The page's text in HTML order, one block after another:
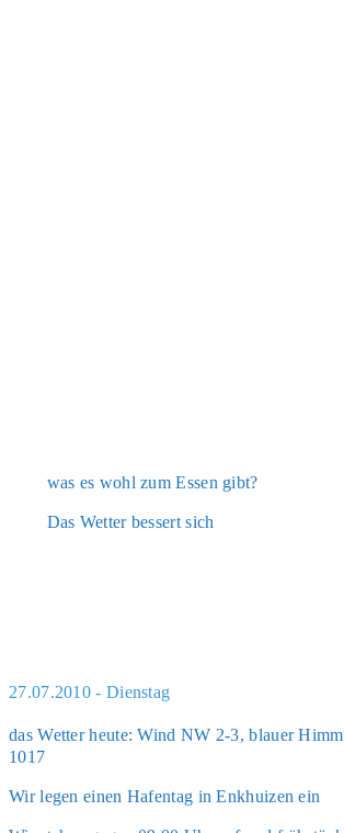
was es wohl zum Essen gibt?
Das Wet­ter bes­sert sich
27.07.2010 - Dienstag
das Wet­ter heu­te: Wind NW 2-3, blau­er
1017
Wir legen einen Hafen­tag in Enkhui­zen ein